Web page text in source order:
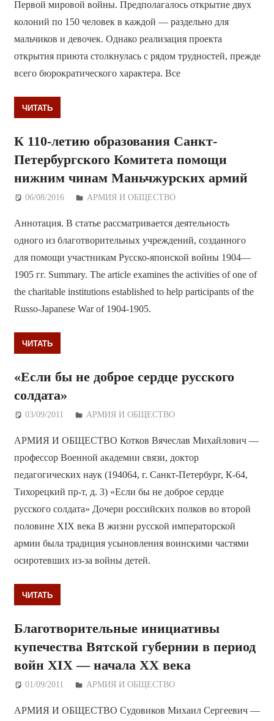
Первой мировой войны. Предполагалось открытие двух
колоний по 150 человек в каждой — раздельно для
мальчиков и девочек. Однако реализация проекта
открытия приюта столкнулась с рядом трудностей, прежде
всего бюрократического характера. Все
ЧИТАТЬ
К 110-летию образования Санкт-
Петербургского Комитета помощи
нижним чинам Маньчжурских армий
06/08/2016 Дежурный по Редакции
АРМИЯ И ОБЩЕСТВО
Аннотация. В статье рассматривается деятельность
одного из благотворительных учреждений, созданного
для помощи участникам Русско-японской войны 1904—
1905 гг. Summary. The article examines the activities of one of
the charitable institutions established to help participants of the
Russo-Japanese War of 1904-1905.
ЧИТАТЬ
«Если бы не доброе сердце русского
солдата»
03/09/2011 Дежурный по Редакции
АРМИЯ И ОБЩЕСТВО
АРМИЯ И ОБЩЕСТВО Котков Вячеслав Михайлович —
профессор Военной академии связи, доктор
педагогических наук (194064, г. Санкт-Петербург, К-64,
Тихорецкий пр-т, д. 3) «Если бы не доброе сердце
русского солдата» Дочери российских полков во второй
половине XIX века В жизни русской императорской
армии была традиция усыновления воинскими частями
осиротевших из-за войны детей.
ЧИТАТЬ
Благотворительные инициативы
купечества Вятской губернии в период
войн XIX — начала XX века
01/09/2011 Дежурный по Редакции
АРМИЯ И ОБЩЕСТВО
АРМИЯ И ОБЩЕСТВО Судовиков Михаил Сергеевич —